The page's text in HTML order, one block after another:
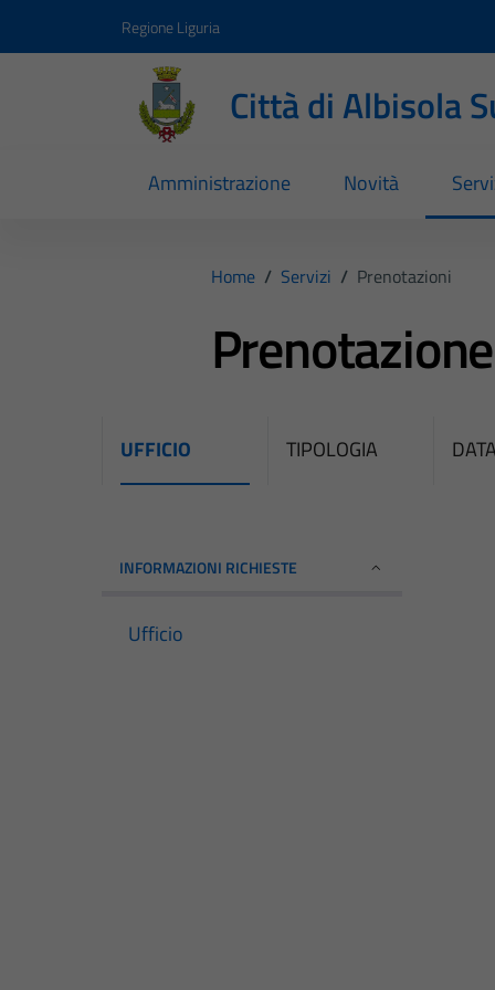
Regione Liguria
Città di Albisola
Amministrazione Novità
Home / Servizi / Prenotazioni
UFFICIO TIPOLOGIA
INFORMAZIONI RICHIESTE
Ufficio